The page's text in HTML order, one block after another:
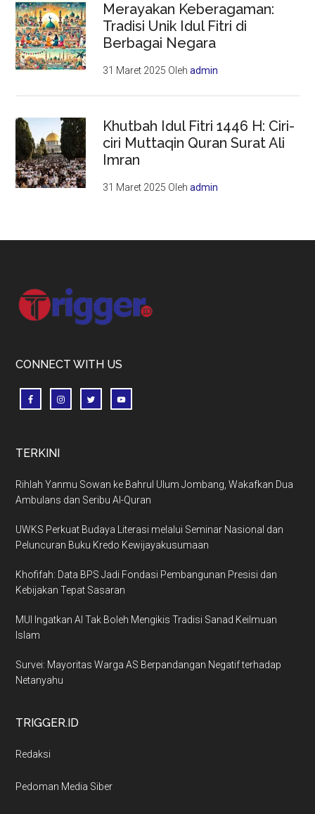
Merayakan Keberagaman:
Tradisi Unik Idul Fitri di
Berbagai Negara
31 Maret 2025 Olehadmin
Khutbah Idul Fitri 1446 H: Ciri-
ciri Muttaqin Quran Surat Ali
Imran
31 Maret 2025 Olehadmin
Footer
CONNECT WITH US
TERKINI
Rihlah Yanmu Sowan ke Bahrul Ulum Jombang, Wakafkan Dua
Ambulans dan Seribu Al-Quran
UWKS Perkuat Budaya Literasi melalui Seminar Nasional dan
Peluncuran Buku Kredo Kewijayakusumaan
Khofifah: Data BPS Jadi Fondasi Pembangunan Presisi dan
Kebijakan Tepat Sasaran
MUI Ingatkan AI Tak Boleh Mengikis Tradisi Sanad Keilmuan
Islam
Survei: Mayoritas Warga AS Berpandangan Negatif terhadap
Netanyahu
TRIGGER.ID
Redaksi
Pedoman Media Siber